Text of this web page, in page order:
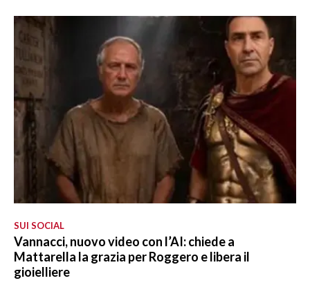
SUI SOCIAL
Vannacci, nuovo video con l’AI: chiede a
Mattarella la grazia per Roggero e libera il
gioielliere